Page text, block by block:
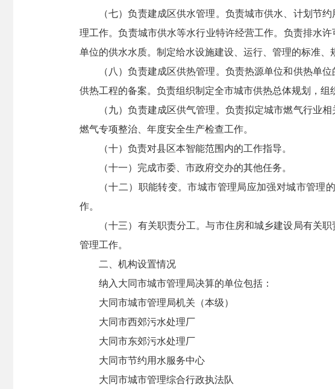
（七）负责建成区供水管理。负责城市供水、计划节
理工作。负责城市供水等水行业特许经营工作。负责排水
单位的供水水质。制定给水设施建设、运行、管理的标准、
（八）负责建成区供热管理。负责热源单位和供热单
供热工程的备案。负责组织制定全市城市供热总体规划，组
（九）负责建成区供气管理。负责拟定城市燃气行业
燃气专项整治、年度安全生产检查工作。
（十）负责对县区本智能范围内的工作指导。
（十一）完成市委、市政府交办的其他任务。
（十二）职能转变。市城市管理局应加强对城市管
作。
（十三）有关职责分工。与市住房和城乡建设局有关
管理工作。
二、机构设置情况
纳入大同市城市管理局决算的单位包括：
大同市城市管理局机关（本级）
大同市西郊污水处理厂
大同市东郊污水处理厂
大同市节约用水服务中心
大同市城市管理综合行政执法队